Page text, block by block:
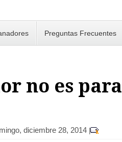
Preguntas Frecuentes
no es para
diciembre 28, 2014